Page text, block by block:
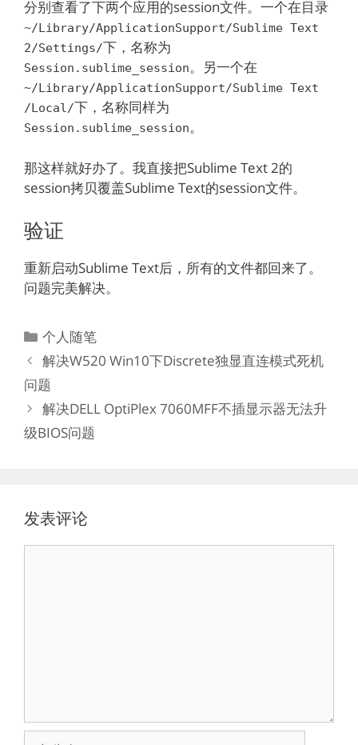
分别查看了下两个应用的session文件。一个在目录
~/Library/ApplicationSupport/Sublime Text
2/Settings/下，名称为
Session.sublime_session。另一个在
~/Library/ApplicationSupport/Sublime Text
/Local/下，名称同样为
Session.sublime_session。
那这样就好办了。我直接把Sublime Text 2的
session拷贝覆盖Sublime Text的session文件。
验证
重新启动Sublime Text后，所有的文件都回来了。
问题完美解决。
分
类
个人随笔
解决W520 Win10下Discrete独显直连模式死机
问题
解决DELL OptiPlex 7060MFF不插显示器无法升
级BIOS问题
发表评论